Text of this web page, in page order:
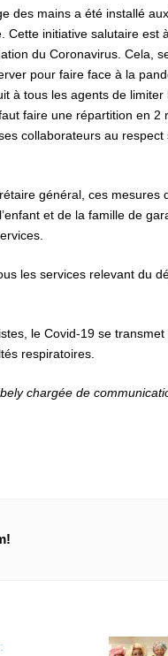
des mains a été installé
initiative salutaire est
du Coronavirus. Cela,
pour faire face à la
à tous les agents de
faire une répartition en
collaborateurs au
général, ces
et de la famille de
les services relevant du
le Covid-19 se
respiratoires.
chargée de